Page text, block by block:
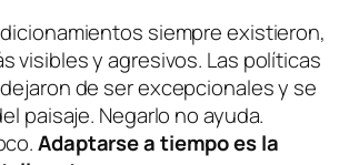
siempre existieron,
visibles y agresivos. Las políticas
de ser excepcionales y se
paisaje. Negarlo no ayuda.
Adaptarse a tiempo es la